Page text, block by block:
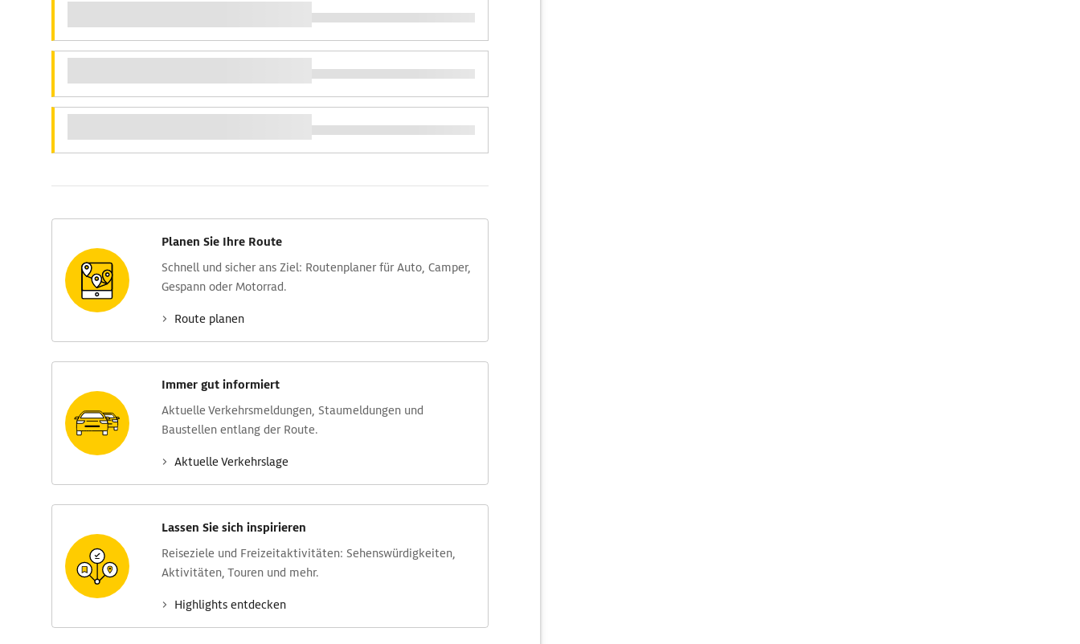
Planen Sie Ihre Route
Schnell und sicher ans Ziel: Routen­planer für Auto, Camper,
Gespann oder Motorrad.
Route planen
Immer gut informiert
Aktuelle Verkehrs­meldungen, Stau­meldungen und
Baustellen entlang der Route.
Aktuelle Verkehrs­lage
Lassen Sie sich inspirieren
Reise­ziele und Freizeit­aktivitäten: Sehens­würdig­keiten,
Aktivitäten, Touren und mehr.
Highlights entdecken